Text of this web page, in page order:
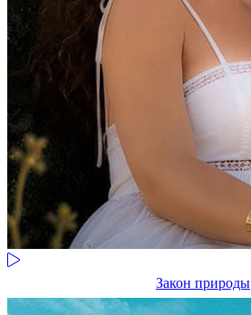
Закон природы